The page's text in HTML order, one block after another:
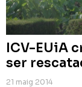
ICV-EUiA
ser
21 maig 2014